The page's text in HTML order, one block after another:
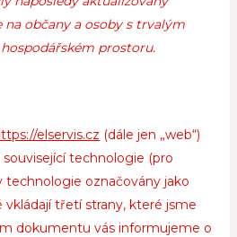
na občany a osoby s trvalým
prostoru.
elservis.cz (dále jen „web“)
související technologie (pro
technologie označovány jako
vkládají třetí strany, které jsme
dokumentu vás informujeme o